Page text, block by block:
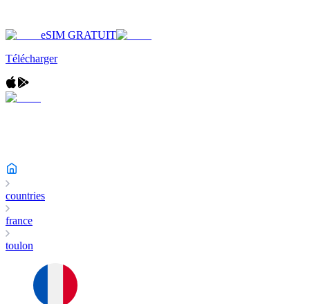
eSIM GRATUIT
Télécharger
countries
france
toulon